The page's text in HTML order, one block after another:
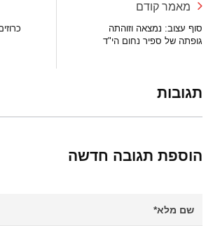
מאמר קודם
סוף עצוב: נמצאה וזוהתה
גופתה של ספיר נחום הי"ד
תגובות
הוספת תגובה חדשה